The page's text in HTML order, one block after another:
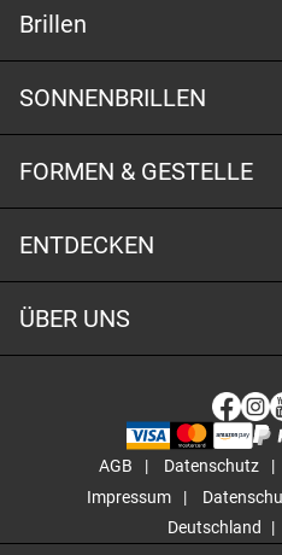
Brillen
SONNENBRILLEN
FORMEN & GESTELLE
ENTDECKEN
ÜBER UNS
AGB Datenschutz
Impressum
Deutschland